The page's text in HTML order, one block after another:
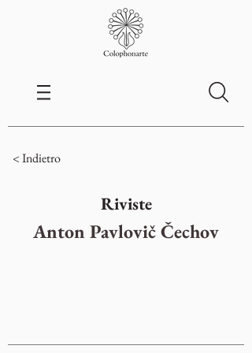
< Indietro
Riviste
Anton Pavlovič Čechov